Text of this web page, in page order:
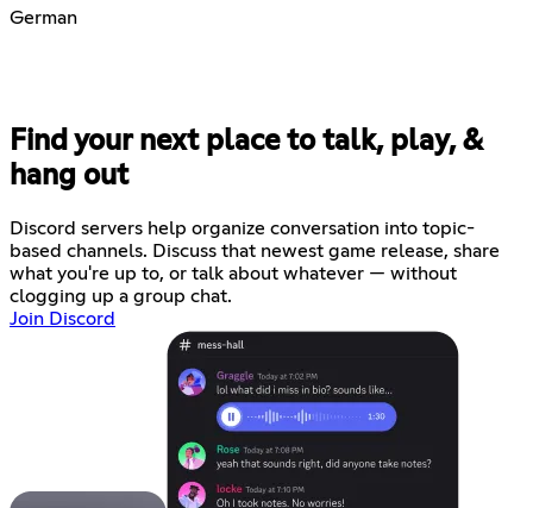
German
Find your next place to talk, play, &
hang out
Discord servers help organize conversation into topic-
based channels. Discuss that newest game release, share
what you're up to, or talk about whatever — without
clogging up a group chat.
Join Discord